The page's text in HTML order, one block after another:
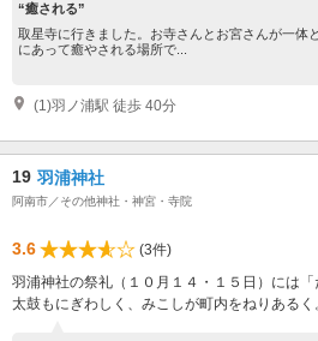
“癒される”
取星寺に行きました。お寺さんとお宮さんが一体
にあって癒やされる場所で...
(1)羽ノ浦駅 徒歩 40分
19 羽浦神社
阿南市／その他神社・神宮・寺院
3.6
(3件)
羽浦神社の祭礼（１０月１４・１５日）には「
太鼓もにぎわしく、みこしが町内をねりあるく